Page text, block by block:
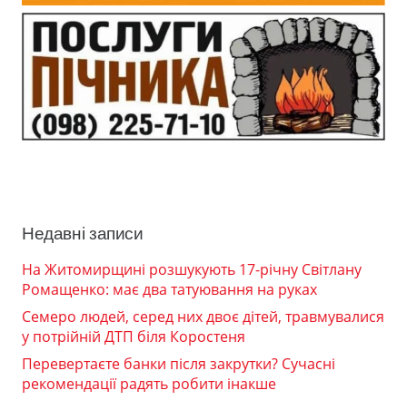
Недавні записи
На Житомирщині розшукують 17-річну Світлану
Ромащенко: має два татуювання на руках
Семеро людей, серед них двоє дітей, травмувалися
у потрійній ДТП біля Коростеня
Перевертаєте банки після закрутки? Сучасні
рекомендації радять робити інакше